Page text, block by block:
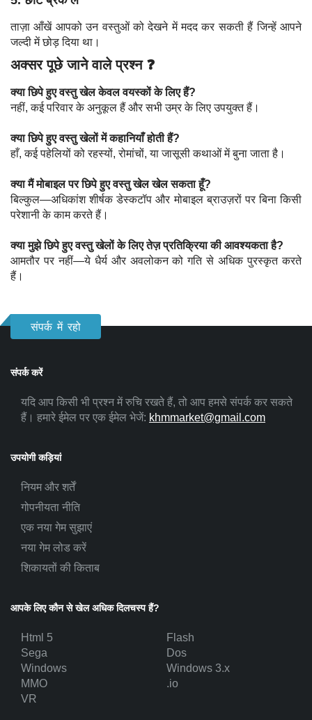
ताज़ा आँखें आपको उन वस्तुओं को देखने में मदद कर सकती हैं जिन्हें आपने
जल्दी में छोड़ दिया था।
अक्सर पूछे जाने वाले प्रश्न ❓
क्या छिपे हुए वस्तु खेल केवल वयस्कों के लिए हैं?
नहीं, कई परिवार के अनुकूल हैं और सभी उम्र के लिए उपयुक्त हैं।
क्या छिपे हुए वस्तु खेलों में कहानियाँ होती हैं?
हाँ, कई पहेलियों को रहस्यों, रोमांचों, या जासूसी कथाओं में बुना जाता है।
क्या मैं मोबाइल पर छिपे हुए वस्तु खेल खेल सकता हूँ?
बिल्कुल—अधिकांश शीर्षक डेस्कटॉप और मोबाइल ब्राउज़रों पर बिना किसी
परेशानी के काम करते हैं।
क्या मुझे छिपे हुए वस्तु खेलों के लिए तेज़ प्रतिक्रिया की आवश्यकता है?
आमतौर पर नहीं—ये धैर्य और अवलोकन को गति से अधिक पुरस्कृत करते
हैं।
संपर्क में रहो
संपर्क करें
यदि आप किसी भी प्रश्न में रुचि रखते हैं, तो आप हमसे संपर्क कर सकते
हैं। हमारे ईमेल पर एक ईमेल भेजें: khmmarket@gmail.com
उपयोगी कड़ियां
नियम और शर्तें
गोपनीयता नीति
एक नया गेम सुझाएं
नया गेम लोड करें
शिकायतों की किताब
आपके लिए कौन से खेल अधिक दिलचस्प हैं?
Html 5
Flash
Sega
Dos
Windows
Windows 3.x
MMO
.io
VR